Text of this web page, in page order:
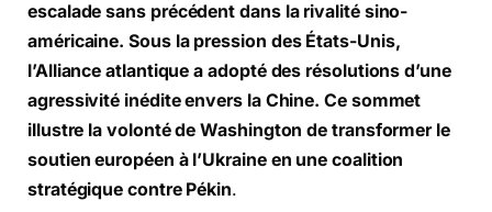
escalade sans précédent dans la rivalité sino-
américaine. Sous la pression des États-Unis,
l’Alliance atlantique a adopté des résolutions d’une
agressivité inédite envers la Chine. Ce sommet
illustre la volonté de Washington de transformer le
soutien européen à l’Ukraine en une coalition
stratégique contre Pékin.